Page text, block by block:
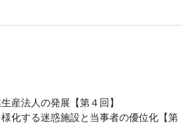
産法人の発展【第４回】
化する迷惑施設と当事者の優位化【第